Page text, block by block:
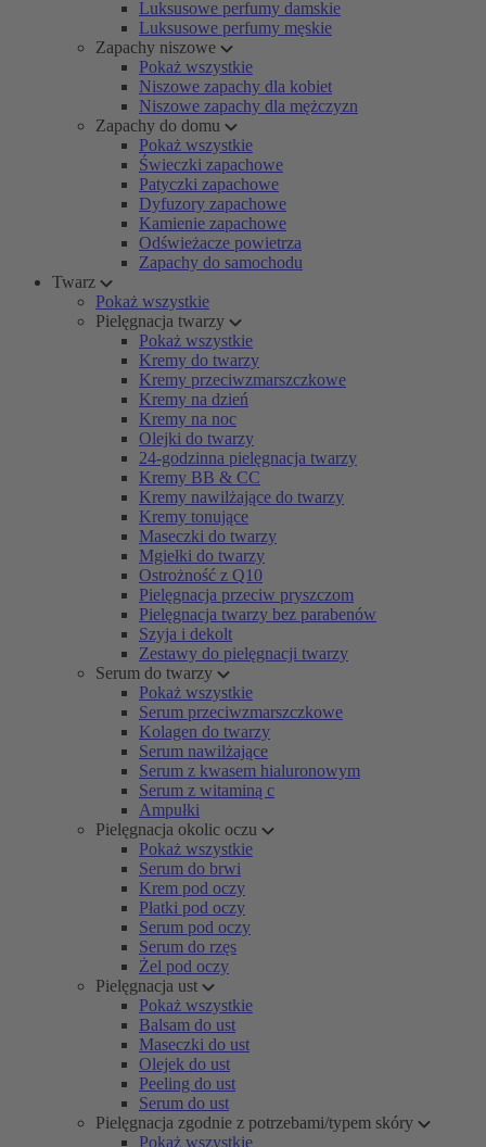
Luksusowe perfumy damskie
Luksusowe perfumy męskie
Zapachy niszowe
Pokaż wszystkie
Niszowe zapachy dla kobiet
Niszowe zapachy dla mężczyzn
Zapachy do domu
Pokaż wszystkie
Świeczki zapachowe
Patyczki zapachowe
Dyfuzory zapachowe
Kamienie zapachowe
Odświeżacze powietrza
Zapachy do samochodu
Twarz
Pokaż wszystkie
Pielęgnacja twarzy
Pokaż wszystkie
Kremy do twarzy
Kremy przeciwzmarszczkowe
Kremy na dzień
Kremy na noc
Olejki do twarzy
24-godzinna pielęgnacja twarzy
Kremy BB & CC
Kremy nawilżające do twarzy
Kremy tonujące
Maseczki do twarzy
Mgiełki do twarzy
Ostrożność z Q10
Pielęgnacja przeciw pryszczom
Pielęgnacja twarzy bez parabenów
Szyja i dekolt
Zestawy do pielęgnacji twarzy
Serum do twarzy
Pokaż wszystkie
Serum przeciwzmarszczkowe
Kolagen do twarzy
Serum nawilżające
Serum z kwasem hialuronowym
Serum z witaminą c
Ampułki
Pielęgnacja okolic oczu
Pokaż wszystkie
Serum do brwi
Krem pod oczy
Płatki pod oczy
Serum pod oczy
Serum do rzęs
Żel pod oczy
Pielęgnacja ust
Pokaż wszystkie
Balsam do ust
Maseczki do ust
Olejek do ust
Peeling do ust
Serum do ust
Pielęgnacja zgodnie z potrzebami/typem skóry
Pokaż wszystkie